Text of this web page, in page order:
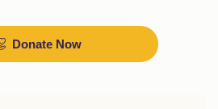
Sold
Donate Now